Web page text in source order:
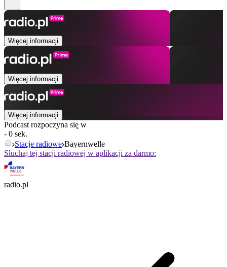
Więcej informacji
Więcej informacji
Więcej informacji
Podcast rozpoczyna się w
- 0 sek.
Stacje radiowe Bayernwelle
Słuchaj tej stacji radiowej w aplikacji za darmo:
radio.pl